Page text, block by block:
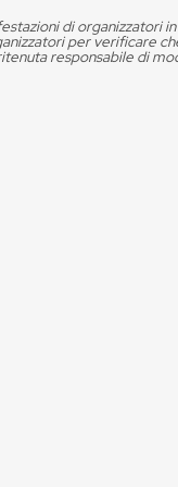
di organizzatori
per verificare
responsabile di